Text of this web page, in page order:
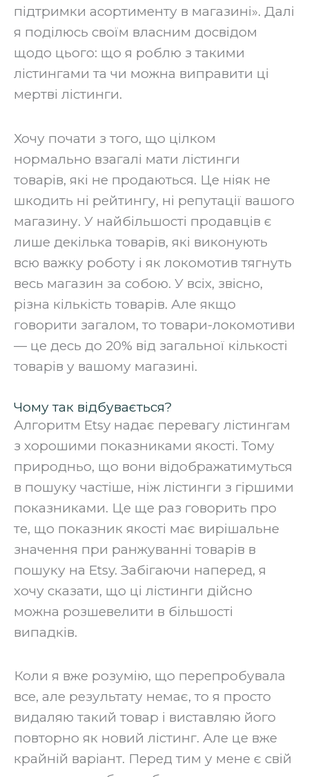
підтримки асортименту в магазині». Далі
я поділюсь своїм власним досвідом
щодо цього: що я роблю з такими
лістингами та чи можна виправити ці
мертві лістинги.
‍Хочу почати з того, що цілком
нормально взагалі мати лістинги
товарів, які не продаються. Це ніяк не
шкодить ні рейтингу, ні репутації вашого
магазину. У найбільшості продавців є
лише декілька товарів, які виконують
всю важку роботу і як локомотив тягнуть
весь магазин за собою. У всіх, звісно,
різна кількість товарів. Але якщо
говорити загалом, то товари-локомотиви
— це десь до 20% від загальної кількості
товарів у вашому магазині.
Чому так відбувається?
Алгоритм Etsy надає перевагу лістингам
з хорошими показниками якості. Тому
природньо, що вони відображатимуться
в пошуку частіше, ніж лістинги з гіршими
показниками. Це ще раз говорить про
те, що показник якості має вирішальне
значення при ранжуванні товарів в
пошуку на Etsy. Забігаючи наперед, я
хочу сказати, що ці лістинги дійсно
можна розшевелити в більшості
випадків.
‍Коли я вже розумію, що перепробувала
все, але результату немає, то я просто
видаляю такий товар і виставляю його
повторно як новий лістинг. Але це вже
крайній варіант. Перед тим у мене є свій